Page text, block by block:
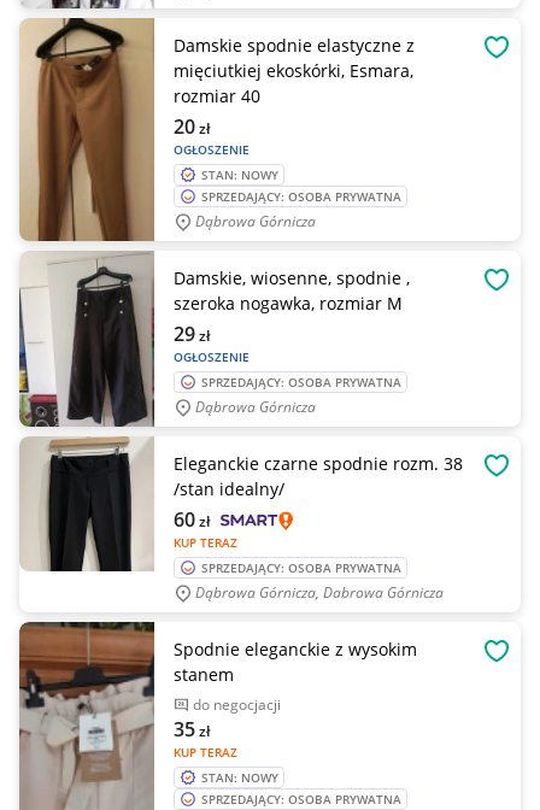
Damskie spodnie elastyczne z
mięciutkiej ekoskórki, Esmara,
rozmiar 40
OGŁOSZENIE
20zł
STAN: NOWY
SPRZEDAJĄCY: OSOBA PRYWATNA
Dąbrowa Górnicza
Damskie, wiosenne, spodnie ,
szeroka nogawka, rozmiar M
OGŁOSZENIE
29zł
SPRZEDAJĄCY: OSOBA PRYWATNA
Dąbrowa Górnicza
Eleganckie czarne spodnie rozm. 38
/stan idealny/
KUP TERAZ
60zł
SPRZEDAJĄCY: OSOBA PRYWATNA
Dąbrowa Górnicza, Dabrowa Górnicza
Spodnie eleganckie z wysokim
stanem
do negocjacji
KUP TERAZ
35zł
STAN: NOWY
SPRZEDAJĄCY: OSOBA PRYWATNA